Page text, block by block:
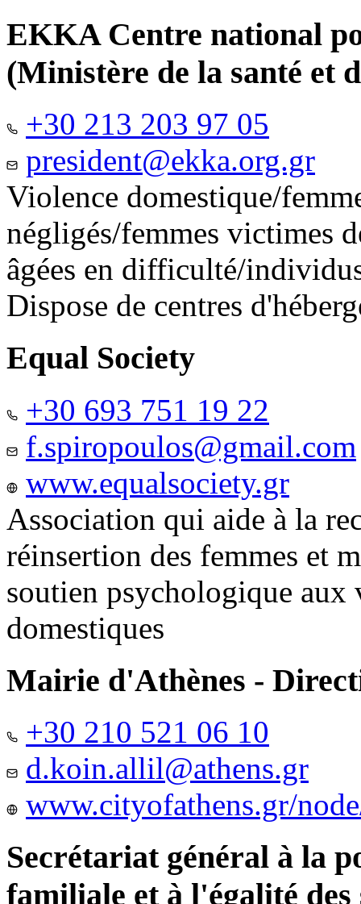
EKKA Centre national
(Ministère de la santé et
+30 213 203 97 05
president@ekka.org.gr
Violence domestique/
négligés/femmes victimes
âgées en difficulté/
Dispose de centres
Equal Society
+30 693 751 19 22
f.spiropoulos@gmail.com
www.equalsociety.gr
Association qui aide à la
réinsertion des femmes et
soutien psychologique aux
domestiques
Mairie d'Athènes -
+30 210 521 06 10
d.koin.allil@athens.gr
www.cityofathens.gr/
Secrétariat général à la
familiale et à l'égalité des